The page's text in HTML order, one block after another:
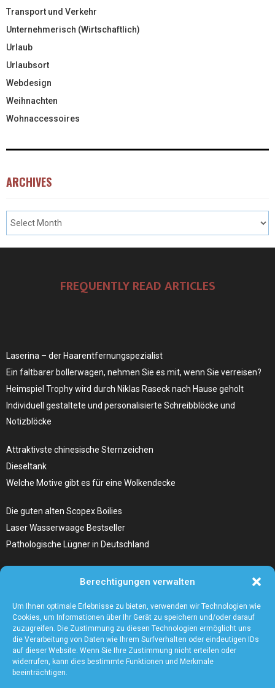
Berechtigungen verwalten
Um Ihnen optimale Erlebnisse zu bieten, verwenden wir Technologien wie
Cookies, um Informationen über Ihr Gerät zu speichern und/oder darauf
zuzugreifen. Die Zustimmung zu diesen Technologien ermöglicht uns
die Verarbeitung von Daten wie Ihrem Surfverhalten oder eindeutigen IDs
auf dieser Website. Wenn Sie Ihre Zustimmung nicht erteilen oder
widerrufen, kann dies bestimmte Funktionen und Merkmale
beeinträchtigen.
Transport und Verkehr
Unternehmerisch (Wirtschaftlich)
Urlaub
Urlaubsort
Webdesign
Weihnachten
Wohnaccessoires
ARCHIVES
FREQUENTLY READ ARTICLES
Laserina – der Haarentfernungspezialist
Ein faltbarer bollerwagen, nehmen Sie es mit, wenn Sie verreisen?
Heimspiel Trophy wird durch Niklas Raseck nach Hause geholt
Individuell gestaltete und personalisierte Schreibblöcke und
Notizblöcke
Attraktivste chinesische Sternzeichen
Dieseltank
Welche Motive gibt es für eine Wolkendecke
Die guten alten Scopex Boilies
Laser Wasserwaage Bestseller
Pathologische Lügner in Deutschland
Die Kunst, Handbücher zu schreiben
Wieso ein Handstaubsauger unentbehrlich ist